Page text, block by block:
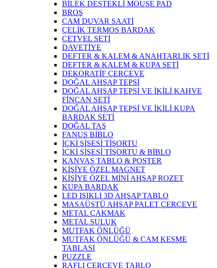
BİLEK DESTEKLİ MOUSE PAD
BROŞ
CAM DUVAR SAATİ
ÇELİK TERMOS BARDAK
CETVEL SETİ
DAVETİYE
DEFTER & KALEM & ANAHTARLIK SETİ
DEFTER & KALEM & KUPA SETİ
DEKORATİF ÇERÇEVE
DOĞAL AHŞAP TEPSİ
DOĞAL AHŞAP TEPSİ VE İKİLİ KAHVE
FİNCAN SETİ
DOĞAL AHŞAP TEPSİ VE İKİLİ KUPA
BARDAK SETİ
DOĞAL TAŞ
FANUS BİBLO
İÇKİ ŞİŞESİ TİŞORTU
İÇKİ ŞİŞESİ TİŞORTU & BİBLO
KANVAS TABLO & POSTER
KİŞİYE ÖZEL MAGNET
KİŞİYE ÖZEL MİNİ AHŞAP ROZET
KUPA BARDAK
LED IŞIKLI 3D AHŞAP TABLO
MASAÜSTÜ AHŞAP PALET ÇERÇEVE
METAL ÇAKMAK
METAL SULUK
MUTFAK ÖNLÜĞÜ
MUTFAK ÖNLÜĞÜ & CAM KESME
TABLASI
PUZZLE
RAFLI ÇERÇEVE TABLO